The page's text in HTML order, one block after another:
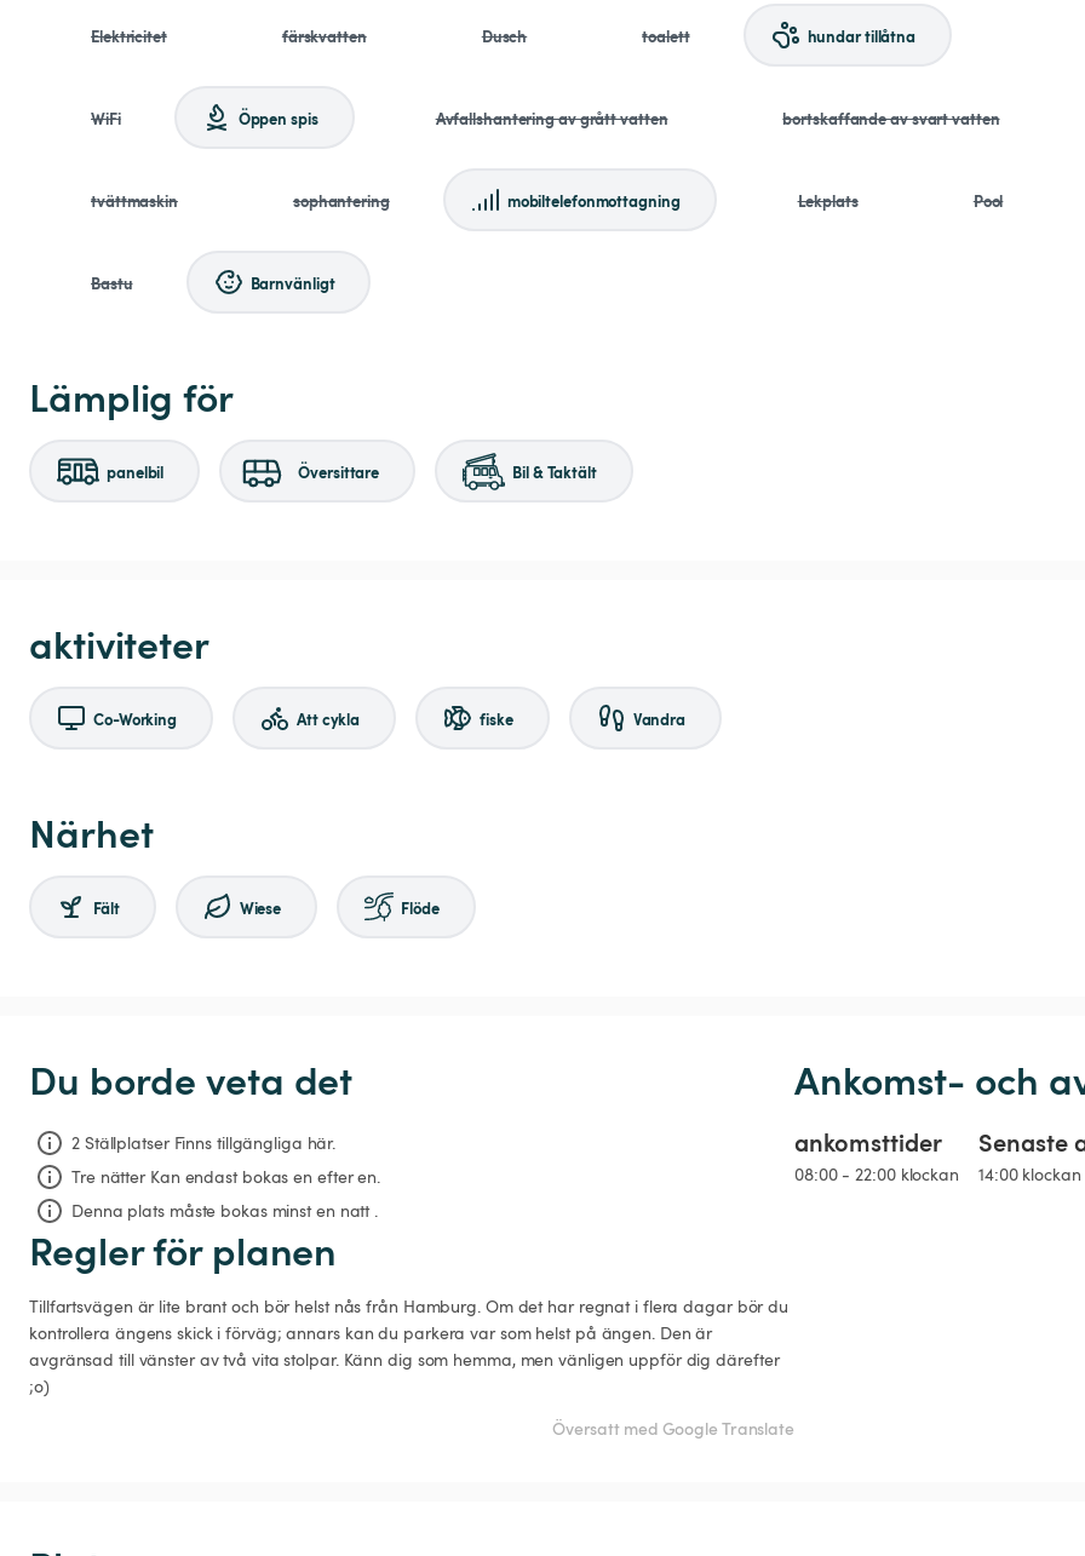
Elektricitet färskvatten Dusch toalett hundar tillåtna
WiFi Öppen spis Avfallshantering av grått vatten bortskaffande av svart vatten
tvättmaskin sophantering mobiltelefonmottagning Lekplats Pool
Bastu Barnvänligt
Lämplig för
panelbil Översittare Bil & Taktält
aktiviteter
Co-Working Att cykla fiske Vandra
Närhet
Fält Wiese Flöde
Du borde veta det
2 Ställplatser Finns tillgängliga här.
Tre nätter Kan endast bokas en efter en.
Denna plats måste bokas minst en natt .
Ankomst- och
ankomsttider
08:00 - 22:00 klockan
Senaste
14:00 klockan
Regler för planen
Tillfartsvägen är lite brant och bör helst nås från Hamburg. Om det har regnat i flera dagar bör du
kontrollera ängens skick i förväg; annars kan du parkera var som helst på ängen. Den är
avgränsad till vänster av två vita stolpar. Känn dig som hemma, men vänligen uppför dig därefter
;o)
Översatt med Google Translate